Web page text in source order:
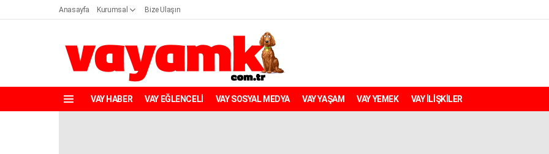
Anasayfa Kurumsal Bize Ulaşın
VAY HABER VAY EĞLENCELİ VAY SOSYAL MEDYA VAY YAŞAM VAY YEMEK VAY İLİŞKİLER